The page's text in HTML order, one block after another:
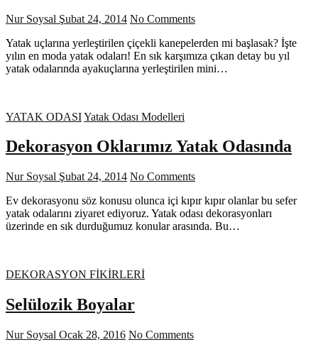
Nur Soysal Şubat 24, 2014 No Comments
Yatak uçlarına yerleştirilen çiçekli kanepelerden mi başlasak? İşte
yılın en moda yatak odaları! En sık karşımıza çıkan detay bu yıl
yatak odalarında ayakuçlarına yerleştirilen mini…
YATAK ODASIYatak Odası Modelleri
Dekorasyon Oklarımız Yatak Odasında
Nur Soysal Şubat 24, 2014 No Comments
Ev dekorasyonu söz konusu olunca içi kıpır kıpır olanlar bu sefer
yatak odalarını ziyaret ediyoruz. Yatak odası dekorasyonları
üzerinde en sık durduğumuz konular arasında. Bu…
DEKORASYON FİKİRLERİ
Selülozik Boyalar
Nur Soysal Ocak 28, 2016 No Comments